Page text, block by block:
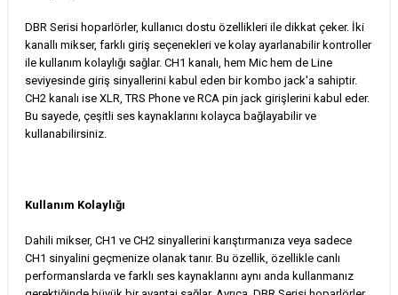
DBR Serisi hoparlörler, kullanıcı dostu özellikleri ile dikkat çeker. İki
kanallı mikser, farklı giriş seçenekleri ve kolay ayarlanabilir kontroller
ile kullanım kolaylığı sağlar. CH1 kanalı, hem Mic hem de Line
seviyesinde giriş sinyallerini kabul eden bir kombo jack'a sahiptir.
CH2 kanalı ise XLR, TRS Phone ve RCA pin jack girişlerini kabul eder.
Bu sayede, çeşitli ses kaynaklarını kolayca bağlayabilir ve
kullanabilirsiniz.
Kullanım Kolaylığı
Dahili mikser, CH1 ve CH2 sinyallerini karıştırmanıza veya sadece
CH1 sinyalini geçmenize olanak tanır. Bu özellik, özellikle canlı
performanslarda ve farklı ses kaynaklarını aynı anda kullanmanız